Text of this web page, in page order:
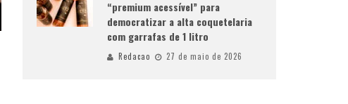
“premium acessível” para
democratizar a alta coquetelaria
com garrafas de 1 litro
Redacao 27 de maio de 2026